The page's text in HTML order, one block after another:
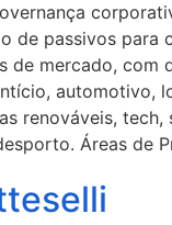
de passivos para
de mercado, com
automotivo,
renováveis, tech,
Áreas de